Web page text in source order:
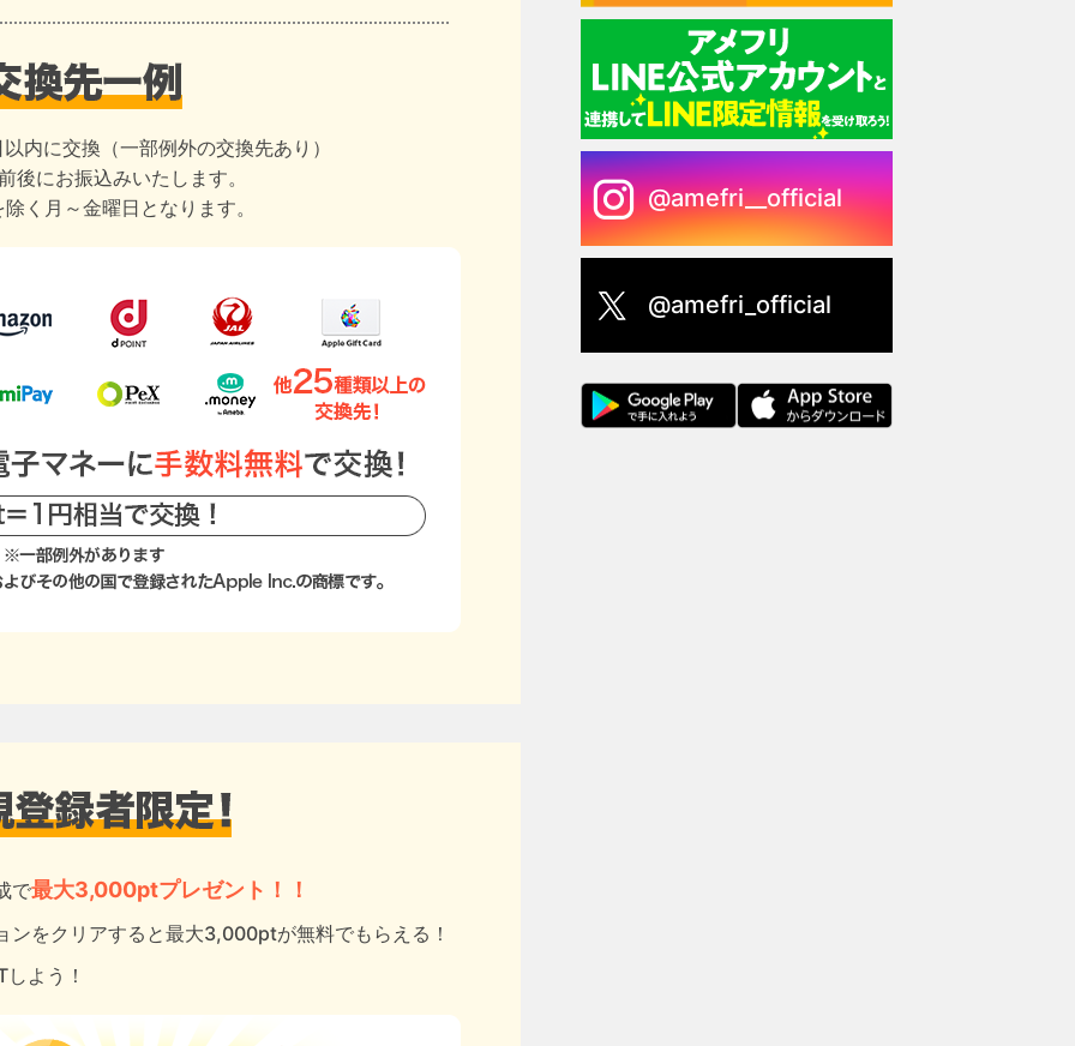
内に交換（一部例外の交換先あり）
にお振込みいたします。
く月～金曜日となります。
で最大3,000ptプレゼント！！
ンをクリアすると最大3,000ptが無料でもらえる！
よう！
@amefri__official
@amefri_official